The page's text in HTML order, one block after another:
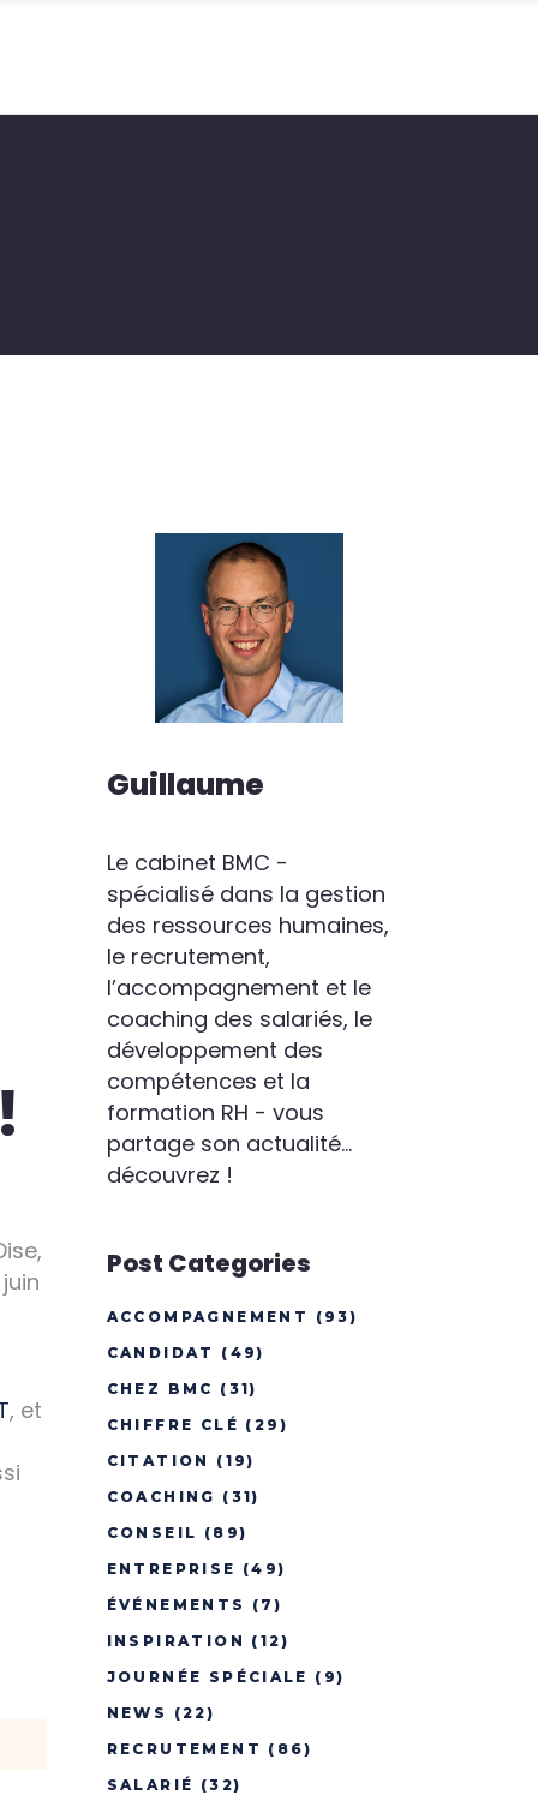
, et
Guillaume
Le cabinet BMC -
spécialisé dans la gestion
des ressources humaines,
le recrutement,
l’accompagnement et le
coaching des salariés, le
développement des
compétences et la
formation RH - vous
partage son actualité...
découvrez !
Post Categories
ACCOMPAGNEMENT
(93)
CANDIDAT
(49)
CHEZ BMC (31)
CHIFFRE CLÉ (29)
CITATION
(19)
COACHING (31)
CONSEIL (89)
ENTREPRISE (49)
ÉVÉNEMENTS
(7)
INSPIRATION (12)
JOURNÉE SPÉCIALE (9)
NEWS
(22)
RECRUTEMENT (86)
SALARIÉ (32)